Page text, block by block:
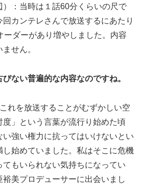
：当時は１話60分くらいの尺で
カンテレさんで放送するにあたり
ーダーがあり増やしました。内容
せん。
ない普遍的な内容なのですね。
れを放送することがむずかしい空
」という言葉が流行り始めた頃
強い権力に抗ってはいけないとい
し始めていました。私はそこに危機
もいられない気持ちになってい
美プロデューサーに出会いまし